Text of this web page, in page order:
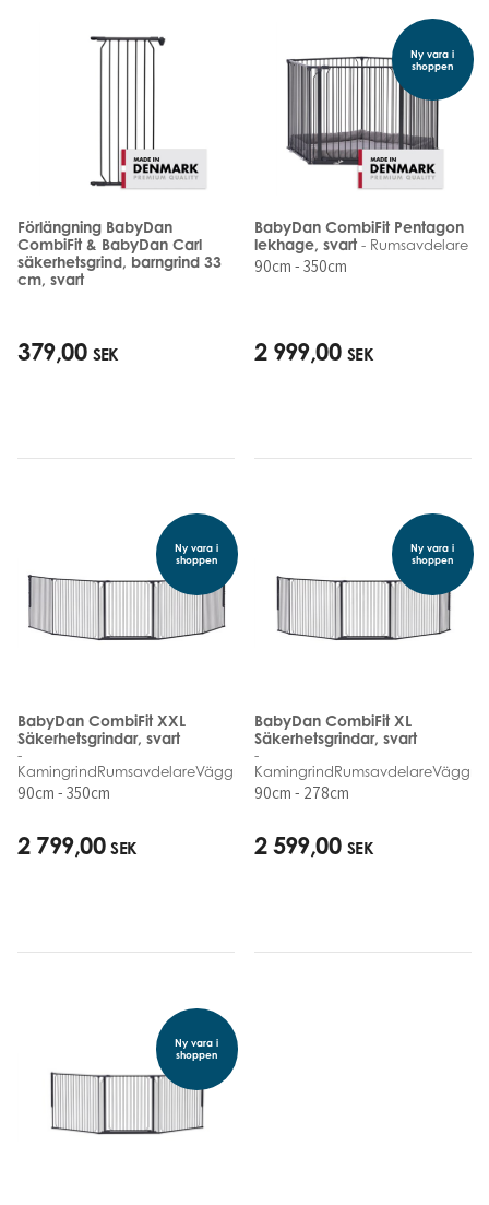
Förlängning BabyDan
CombiFit & BabyDan Carl
säkerhetsgrind, barngrind 33
cm, svart
379,00 SEK
Ny vara i
shoppen
BabyDan CombiFit Pentagon
lekhage, svart - Rumsavdelare
90cm - 350cm
2 999,00 SEK
Ny vara i
shoppen
BabyDan CombiFit XXL
Säkerhetsgrindar, svart
-
KamingrindRumsavdelareVäggmonterad
90cm - 350cm
2 799,00 SEK
Ny vara i
shoppen
BabyDan CombiFit XL
Säkerhetsgrindar, svart
-
90cm - 278cm
2 599,00 SEK
Ny vara i
shoppen